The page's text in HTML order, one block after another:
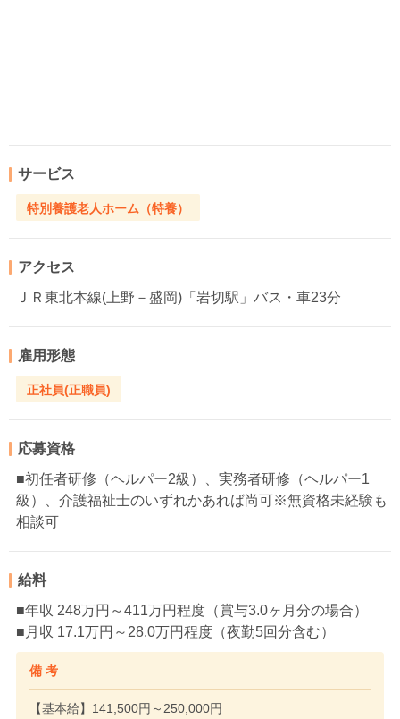
サービス
特別養護老人ホーム（特養）
アクセス
ＪＲ東北本線(上野－盛岡)「岩切駅」バス・車23分
雇用形態
正社員(正職員)
応募資格
■初任者研修（ヘルパー2級）、実務者研修（ヘルパー1
級）、介護福祉士のいずれかあれば尚可※無資格未経験も
相談可
給料
■年収 248万円～411万円程度（賞与3.0ヶ月分の場合）
■月収 17.1万円～28.0万円程度（夜勤5回分含む）
備 考
【基本給】141,500円～250,000円